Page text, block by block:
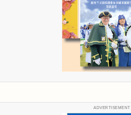
ADVERTISEMENT